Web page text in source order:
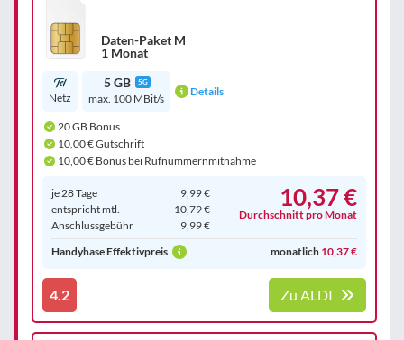
Daten-Paket M
1 Monat
Netz
5 GB 5G
max. 100 MBit/s
Details
20 GB Bonus
10,00 € Gutschrift
10,00 € Bonus bei Rufnummernmitnahme
je 28 Tage
9,99 €
entspricht mtl.
10,79 €
Anschluss­gebühr
9,99 €
10,37 €
Durchschnitt pro Monat
Handyhase Effektivpreis monatlich 10,37 €
4.2 Zu ALDI